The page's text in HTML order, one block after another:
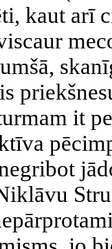
kaut arī
it